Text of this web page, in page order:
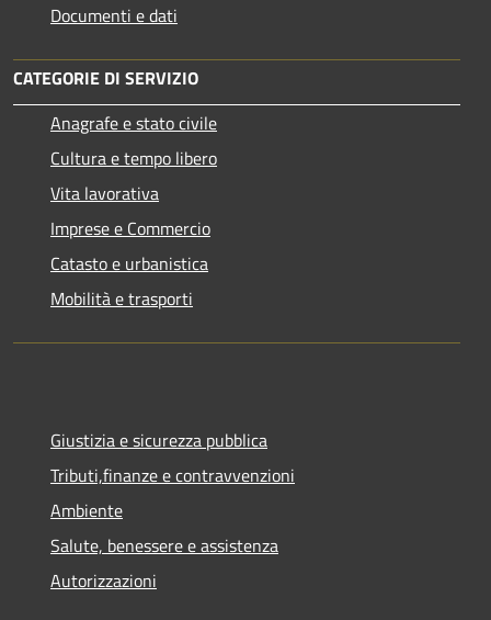
Documenti e dati
CATEGORIE DI SERVIZIO
Anagrafe e stato civile
Cultura e tempo libero
Vita lavorativa
Imprese e Commercio
Catasto e urbanistica
Mobilità e trasporti
Giustizia e sicurezza pubblica
Tributi,finanze e contravvenzioni
Ambiente
Salute, benessere e assistenza
Autorizzazioni